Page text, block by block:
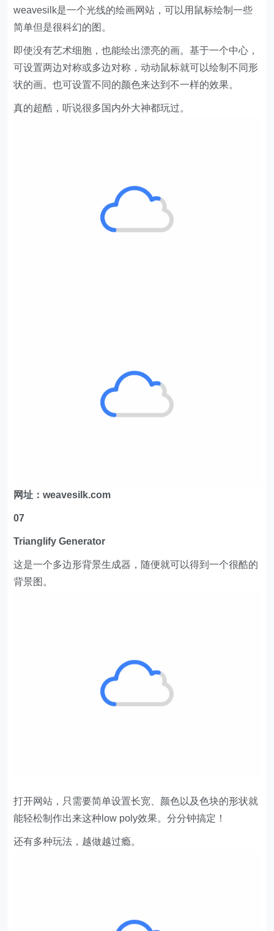
weavesilk是一个光线的绘画网站，可以用鼠标绘制一些
简单但是很科幻的图。
即使没有艺术细胞，也能绘出漂亮的画。基于一个中心，
可设置两边对称或多边对称，动动鼠标就可以绘制不同形
状的画。也可设置不同的颜色来达到不一样的效果。
真的超酷，听说很多国内外大神都玩过。
网址：weavesilk.com
07
Trianglify Generator
这是一个多边形背景生成器，随便就可以得到一个很酷的
背景图。
打开网站，只需要简单设置长宽、颜色以及色块的形状就
能轻松制作出来这种low poly效果。分分钟搞定！
还有多种玩法，越做越过瘾。